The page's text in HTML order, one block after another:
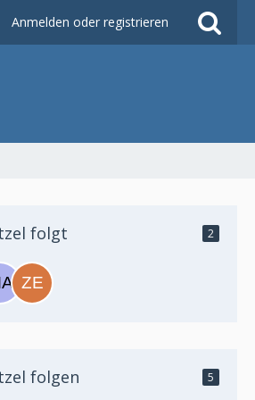
Anmelden oder registrieren
folgt 2
folgen 5